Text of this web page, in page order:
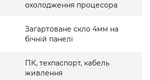
охолодження процесора
Загартоване скло 4мм на
бічній панелі
ПК, техпаспорт, кабель
живлення